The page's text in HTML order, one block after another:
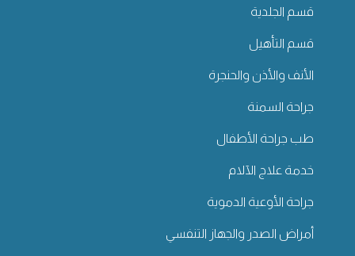
قسم الجلدية
قسم التأهيل
الأنف والأذن والحنجرة
جراحة السمنة
طب جراحة الأطفال
خدمة علاج الآلام
جراحة الأوعية الدموية
أمراض الصدر والجهاز التنفسي